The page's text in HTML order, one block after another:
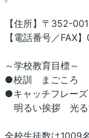
【住所】〒352-
【電話番号／FAX
～学校教育目標～
●校訓 まごころ
●キャッチフレーズ
明るい挨拶 光